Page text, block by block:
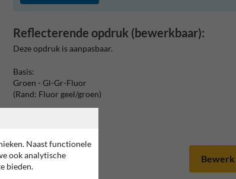
Reflecterende opdruk (bewerkbaar):
Deze opdruk is aanpasbaar.
Basis:
Groen - Gl-Gr-Fluor
(Rand: Fluor geel/groen)
Bewerk
Naast functionele
ook analytische
bieden.